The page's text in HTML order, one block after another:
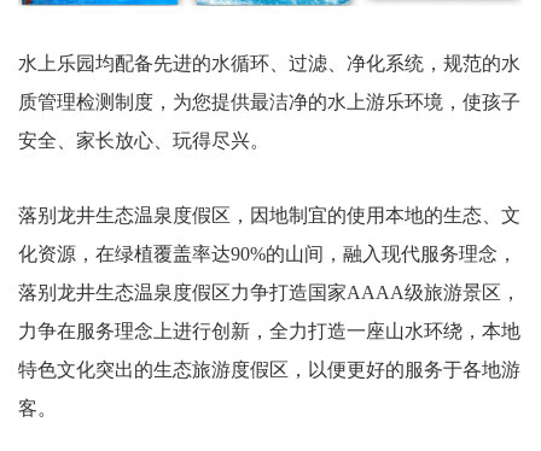
水上乐园均配备先进的水循环、过滤、净化系统，规范的水
质管理检测制度，为您提供最洁净的水上游乐环境，使孩子
安全、家长放心、玩得尽兴。
落别龙井生态温泉度假区，因地制宜的使用本地的生态、文
化资源，在绿植覆盖率达90%的山间，融入现代服务理念，
落别龙井生态温泉度假区力争打造国家AAAA级旅游景区，
力争在服务理念上进行创新，全力打造一座山水环绕，本地
特色文化突出的生态旅游度假区，以便更好的服务于各地游
客。